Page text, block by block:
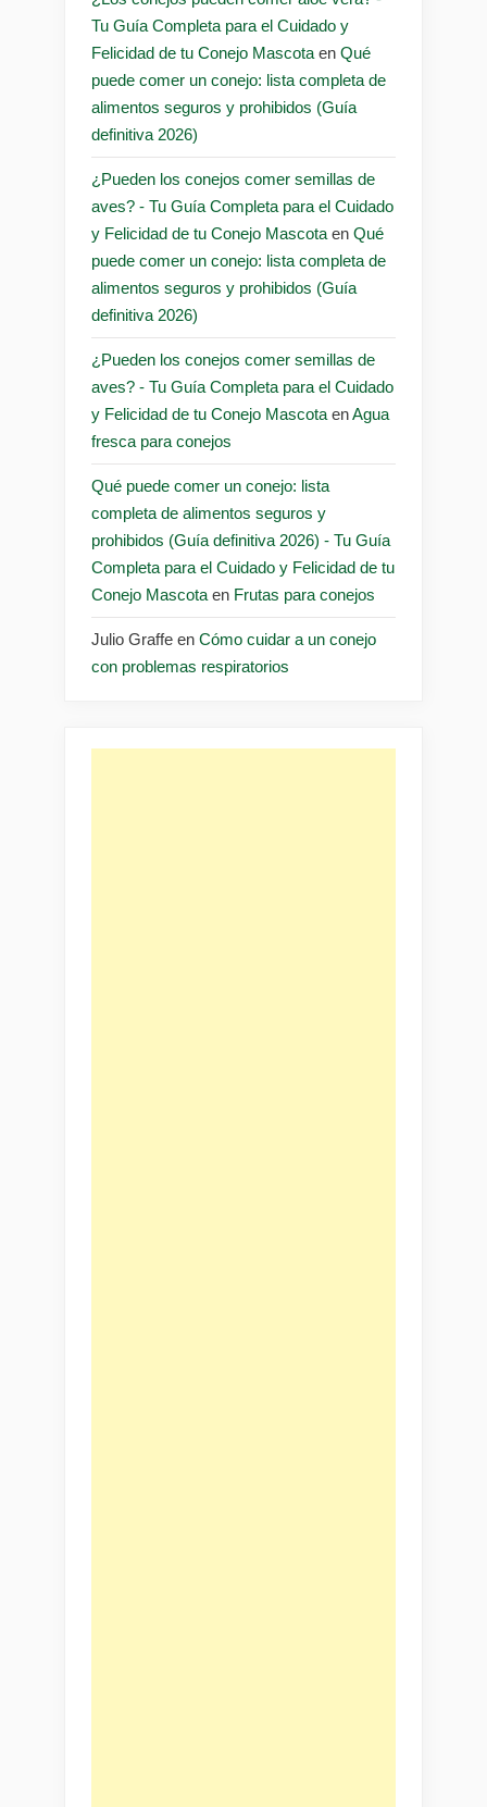
Tu Guía Completa para el Cuidado y
Felicidad de tu Conejo Mascota en Qué
puede comer un conejo: lista completa de
alimentos seguros y prohibidos (Guía
definitiva 2026)
¿Pueden los conejos comer semillas de
aves? - Tu Guía Completa para el Cuidado
y Felicidad de tu Conejo Mascota en Qué
puede comer un conejo: lista completa de
alimentos seguros y prohibidos (Guía
definitiva 2026)
¿Pueden los conejos comer semillas de
aves? - Tu Guía Completa para el Cuidado
y Felicidad de tu Conejo Mascota enAgua
fresca para conejos
Qué puede comer un conejo: lista
completa de alimentos seguros y
prohibidos (Guía definitiva 2026) - Tu Guía
Completa para el Cuidado y Felicidad de tu
Conejo Mascota en Frutas para conejos
Julio Graffe en Cómo cuidar a un conejo
con problemas respiratorios